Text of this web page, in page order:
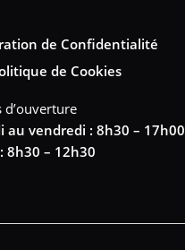
de Confidentialité
de Cookies
d’ouverture
au vendredi : 8h30 – 17h00
8h30 – 12h30